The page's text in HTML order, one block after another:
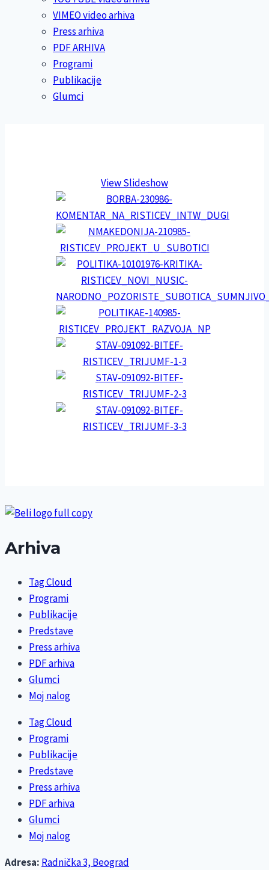
VIMEO video arhiva
Press arhiva
PDF ARHIVA
Programi
Publikacije
Glumci
View Slideshow
Arhiva
Tag Cloud
Programi
Publikacije
Predstave
Press arhiva
PDF arhiva
Glumci
Moj nalog
Tag Cloud
Programi
Publikacije
Predstave
Press arhiva
PDF arhiva
Glumci
Moj nalog
Adresa: Radnička 3, Beograd